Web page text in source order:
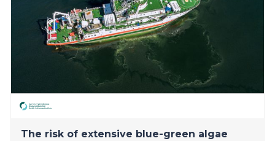
kanssaan keskustelee Ken
The risk of extensive blue-green algae